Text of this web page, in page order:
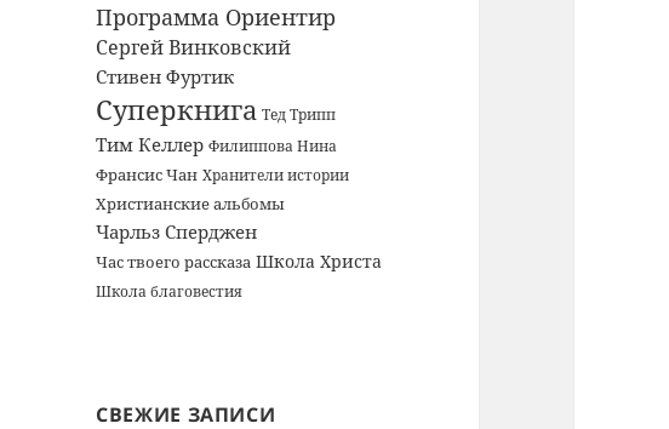
Программа Ориентир
Сергей Винковский
Стивен Фуртик
Суперкнига Тед Трипп
Тим Келлер Филиппова Нина
Франсис Чан Хранители истории
Христианские альбомы
Чарльз Сперджен
Час твоего рассказа Школа Христа
Школа благовестия
СВЕЖИЕ ЗАПИСИ